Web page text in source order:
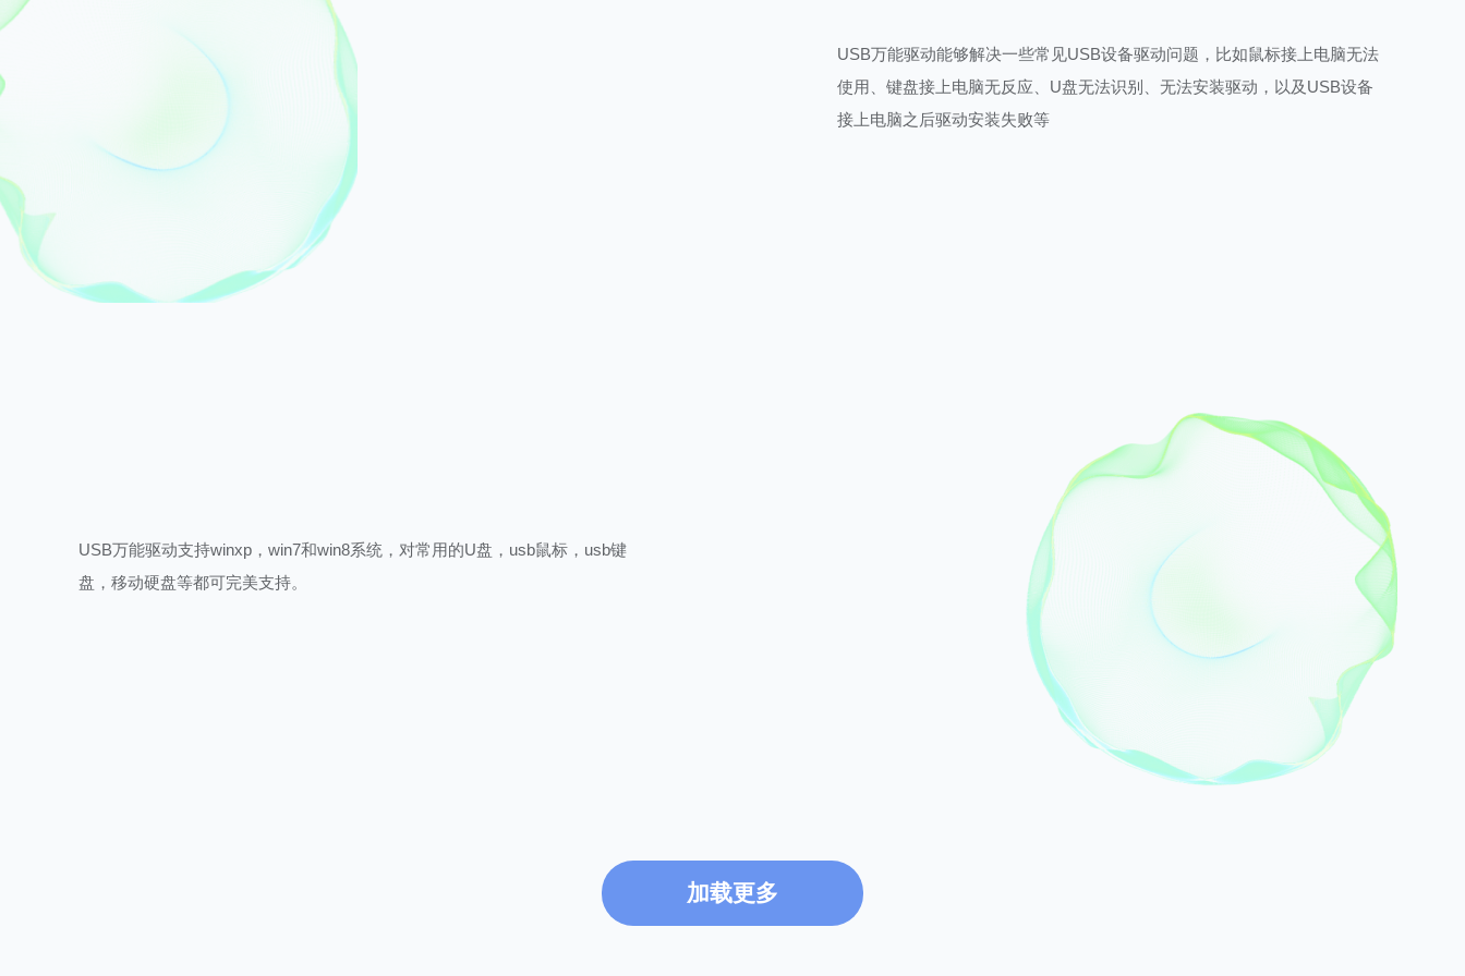
USB万能驱动能够解决一些常见USB设备驱动问题，比如鼠标接上电脑无法
使用、键盘接上电脑无反应、U盘无法识别、无法安装驱动，以及USB设备
接上电脑之后驱动安装失败等
USB万能驱动支持winxp，win7和win8系统，对常用的U盘，usb鼠标，usb键
盘，移动硬盘等都可完美支持。
加载更多